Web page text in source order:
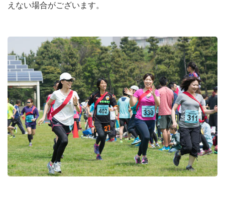
えない場合がございます。